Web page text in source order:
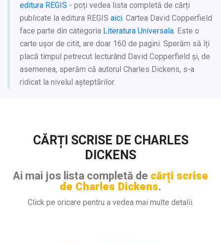
editura REGIS - poți vedea lista completă de cărți
publicate la editura REGIS aici. Cartea David Copperfield
face parte din categoria Literatura Universala. Este o
carte ușor de citit, are doar 160 de pagini. Sperăm să îți
placă timpul petrecut lecturând David Copperfield și, de
asemenea, sperăm că autorul Charles Dickens, s-a
ridicat la nivelul așteptărilor.
CĂRȚI SCRISE DE CHARLES
DICKENS
Ai mai jos lista completă de cărți scrise
de Charles Dickens.
Click pe oricare pentru a vedea mai multe detalii.